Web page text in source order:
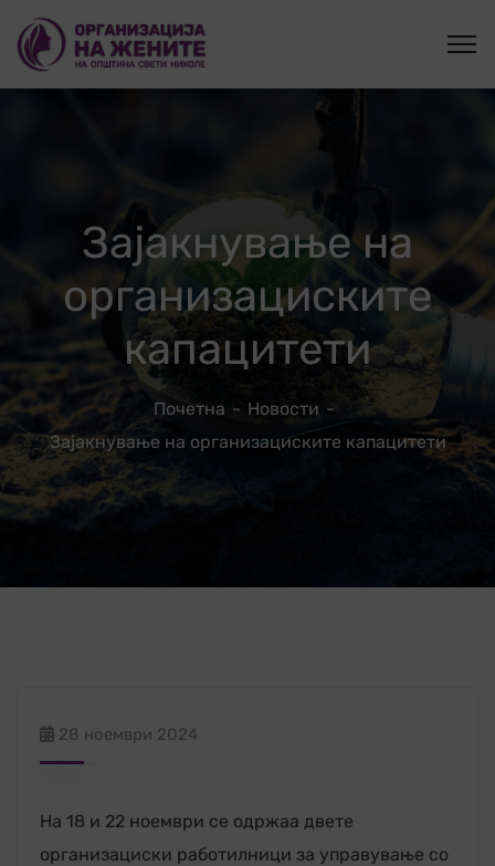
Зајакнување на
организациските
капацитети
Почетна
Новости
Зајакнување на организациските капацитети
28 ноември 2024
На 18 и 22 ноември се одржаа двете
организациски работилници за управување со